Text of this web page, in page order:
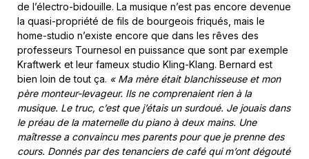
de l’électro-bidouille. La musique n’est pas encore devenue
la quasi-propriété de fils de bourgeois friqués, mais le
home-studio n’existe encore que dans les rêves des
professeurs Tournesol en puissance que sont par exemple
Kraftwerk et leur fameux studio Kling-Klang. Bernard est
bien loin de tout ça. « Ma mère était blanchisseuse et mon
père monteur-levageur. Ils ne comprenaient rien à la
musique. Le truc, c’est que j’étais un surdoué. Je jouais dans
le préau de la maternelle du piano à deux mains. Une
maîtresse a convaincu mes parents pour que je prenne des
cours. Donnés par des tenanciers de café qui m’ont dégouté